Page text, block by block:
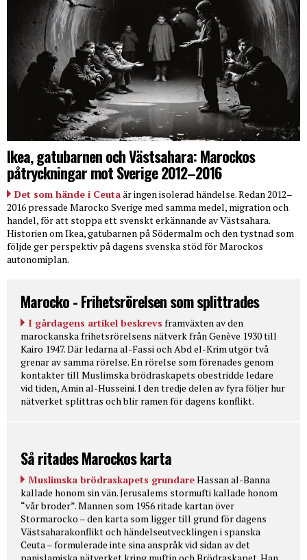
Ikea, gatubarnen och Västsahara: Marockos
påtryckningar mot Sverige 2012–2016
Det som hände i Ceutaär ingen isolerad händelse. Redan 2012–
2016 pressade Marocko Sverige med samma medel, migration och
handel, för att stoppa ett svenskt erkännande av Västsahara.
Historien om Ikea, gatubarnen på Södermalm och den tystnad som
följde ger perspektiv på dagens svenska stöd för Marockos
autonomiplan.
Marocko - Frihetsrörelsen som splittrades
I gårdagens artikel beskrevs framväxten av den
marockanska frihetsrörelsens nätverk från Genève 1930 till
Kairo 1947. Där ledarna al-Fassi och Abd el-Krim utgör två
grenar av samma rörelse. En rörelse som förenades genom
kontakter till Muslimska brödraskapets obestridde ledare
vid tiden, Amin al-Husseini. I den tredje delen av fyra följer hur
nätverket splittras och blir ramen för dagens konflikt.
Så ritades Marockos karta
Muslimska brödraskapets grundareHassan al-Banna
kallade honom sin vän. Jerusalems stormufti kallade honom
“vår broder”. Mannen som 1956 ritade kartan över
Stormarocko – den karta som ligger till grund för dagens
Västsaharakonflikt och händelseutvecklingen i spanska
Ceuta – formulerade inte sina anspråk vid sidan av det